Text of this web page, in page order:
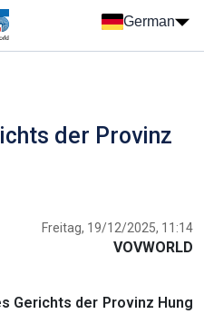
German
der Provinz
Freitag, 19/12/2025, 11:14
VOVWORLD
Gerichts der Provinz Hung